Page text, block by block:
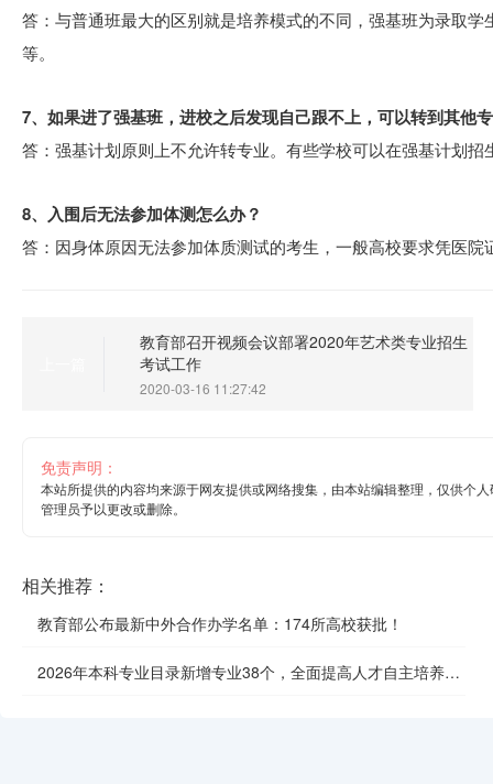
答：与普通班最大的区别就是培养模式的不同，强基班为录取
等。
7、如果进了强基班，进校之后发现自己跟不上，可以转到其他
答：强基计划原则上不允许转专业。有些学校可以在强基计划
8、入围后无法参加体测怎么办？
答：因身体原因无法参加体质测试的考生，一般高校要求凭医
教育部召开视频会议部署2020年艺术类专业招生
考试工作
2020-03-16 11:27:42
免责声明：
本站所提供的内容均来源于网友提供或网络搜集，由本站编辑整理，仅供个
管理员予以更改或删除。
相关推荐：
教育部公布最新中外合作办学名单：174所高校获批！
2026年本科专业目录新增专业38个，全面提高人才自主培养质